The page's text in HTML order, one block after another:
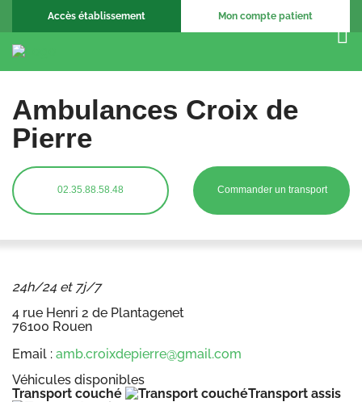
Accès établissement Mon compte patient
Ambulances Croix de
Pierre
02.35.88.58.48 Commander un transport
24h/24 et 7j/7
4 rue Henri 2 de Plantagenet
76100 Rouen
Email : amb.croixdepierre@gmail.com
Véhicules disponibles
Transport couché
Transport assis